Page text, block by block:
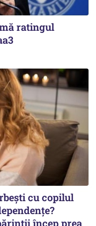
ratingul
cu copilul
încep prea